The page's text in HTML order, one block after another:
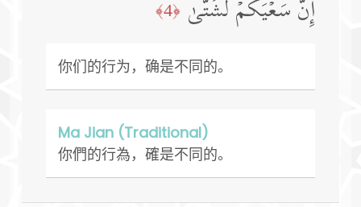
إِنَّ سَعۡیَكُمۡ لَشَتَّىٰ ﴿4﴾
你们的行为，确是不同的。
Ma Jian (Traditional)
你們的行為，確是不同的。